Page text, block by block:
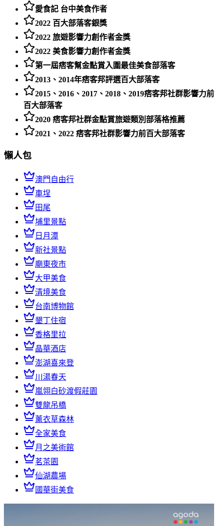
愛食記 台中美食作者
2022 百大部落客銀獎
2022 旅遊影響力創作者金獎
2022 美食影響力創作者金獎
第一屆痞客幫金點賞入圍最佳美食部落客
2013、2014年痞客邦評選百大部落客
2015、2016、2017、2018、2019痞客邦社群影響力前
百大部落客
2020 痞客邦社群金點賞旅遊類別部落格推薦
2021、2022 痞客邦社群影響力前百大部落客
懶人包
澳門自由行
車埕
田尾
埔里景點
日月潭
新社景點
廟東夜市
大甲美食
清境美食
台南博物館
墾丁住宿
香格里拉
晶華酒店
澎湖喜來登
川湯春天
嵐翎白砂渡假莊園
雙龍吊橋
薰衣草森林
全家美食
月之美術館
茗茶園
仙湖農場
國華街美食